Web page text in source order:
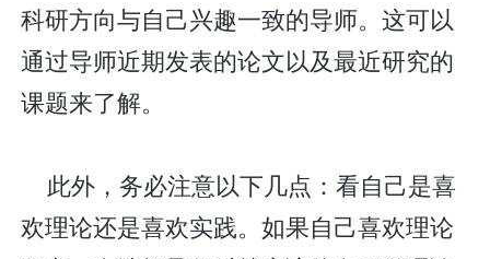
科研方向与自己兴趣一致的导师。这可以
通过导师近期发表的论文以及最近研究的
课题来了解。
此外，务必注意以下几点：看自己是喜
欢理论还是喜欢实践。如果自己喜欢理论